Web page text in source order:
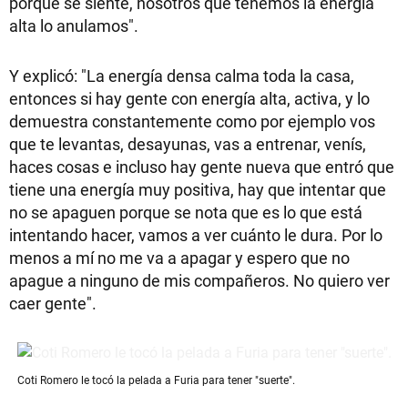
alta lo anulamos".
Y explicó: "La energía densa calma toda la casa,
entonces si hay gente con energía alta, activa, y lo
demuestra constantemente como por ejemplo vos
que te levantas, desayunas, vas a entrenar, venís,
haces cosas e incluso hay gente nueva que entró que
tiene una energía muy positiva, hay que intentar que
no se apaguen porque se nota que es lo que está
intentando hacer, vamos a ver cuánto le dura. Por lo
menos a mí no me va a apagar y espero que no
apague a ninguno de mis compañeros. No quiero ver
caer gente".
Coti Romero le tocó la pelada a Furia para tener "suerte".